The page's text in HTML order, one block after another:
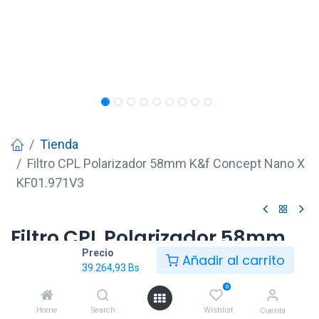
Precio
39.264,93 Bs Añadir al carrito
Home Search
0
Wishlist Cuenta
Tienda
Filtro CPL Polarizador 58mm K&f Concept Nano X
KF01.971V3
Filtro CPL Polarizador 58mm
K&f Concept Nano X
KF01.971V3